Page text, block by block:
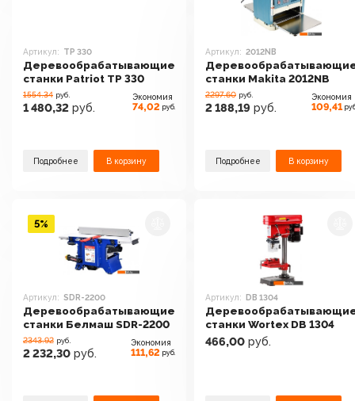
Артикул: TP 330
Деревообрабатывающие
станки Patriot TP 330
1554.34 руб.
1 480,32 руб.
Экономия
74,02 руб.
Подробнее В корзину
Артикул: 2012NB
станки Makita 2012NB
2297.60 руб.
2 188,19 руб.
Экономия
109,41
Подробнее В корзину
Артикул: SDR-2200
Деревообрабатывающие
станки Белмаш SDR-2200
2343.92 руб.
2 232,30 руб.
Экономия
111,62 руб.
5%
Артикул: DB 1304
станки Wortex DB 1304
466,00 руб.